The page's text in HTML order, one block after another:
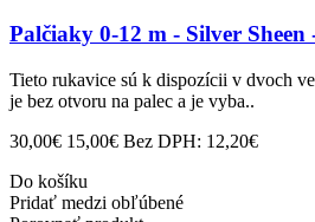
Palčiaky 0-12 m - Silver Sheen
Tieto rukavice sú k dispozícii v dvoch
je bez otvoru na palec a je vyba..
30,00€ 15,00€ Bez DPH: 12,20€
Do košíku
Pridať medzi obľúbené